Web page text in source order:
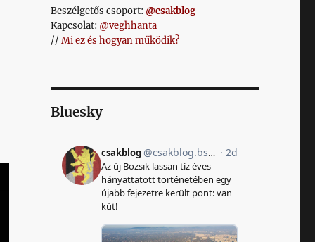
Beszélgetős csoport: @csakblog
Kapcsolat: @veghhanta
// Mi ez és hogyan működik?
Bluesky